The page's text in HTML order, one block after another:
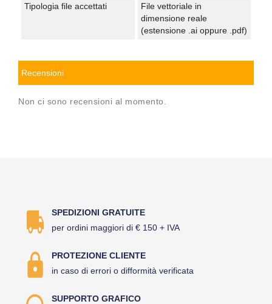
Tipologia file accettati
File vettoriale in
dimensione reale
(estensione .ai oppure .pdf)
Recensioni
Non ci sono recensioni al momento.
SPEDIZIONI GRATUITE
per ordini maggiori di € 150 + IVA
PROTEZIONE CLIENTE
in caso di errori o difformità verificata
SUPPORTO GRAFICO